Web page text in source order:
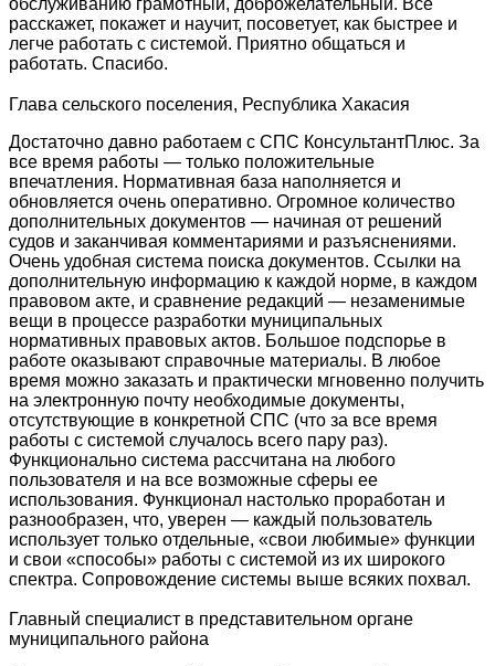
обслуживанию грамотный, доброжелательный. Все
расскажет, покажет и научит, посоветует, как быстрее и
легче работать с системой. Приятно общаться и
работать. Спасибо.
Глава сельского поселения, Республика Хакасия
Достаточно давно работаем с СПС КонсультантПлюс. За
все время работы — только положительные
впечатления. Нормативная база наполняется и
обновляется очень оперативно. Огромное количество
дополнительных документов — начиная от решений
судов и заканчивая комментариями и разъяснениями.
Очень удобная система поиска документов. Ссылки на
дополнительную информацию к каждой норме, в каждом
правовом акте, и сравнение редакций — незаменимые
вещи в процессе разработки муниципальных
нормативных правовых актов. Большое подспорье в
работе оказывают справочные материалы. В любое
время можно заказать и практически мгновенно получить
на электронную почту необходимые документы,
отсутствующие в конкретной СПС (что за все время
работы с системой случалось всего пару раз).
Функционально система рассчитана на любого
пользователя и на все возможные сферы ее
использования. Функционал настолько проработан и
разнообразен, что, уверен — каждый пользователь
использует только отдельные, «свои любимые» функции
и свои «способы» работы с системой из их широкого
спектра. Сопровождение системы выше всяких похвал.
Главный специалист в представительном органе
муниципального района